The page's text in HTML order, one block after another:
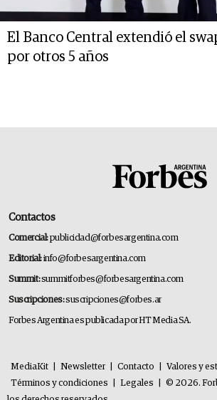
El Banco Central extendió el
por otros 5 años
Contactos
Comercial:publicidad@forbesargentina.com
Editorial:info@forbesargentina.com
Summit:summitforbes@forbesargentina.com
Suscripciones:suscripciones@forbes.ar
Forbes Argentina es publicada por HT Media SA.
MediaKit Newsletter Contacto Valores y
Términos y condiciones
Legales
© 2026.